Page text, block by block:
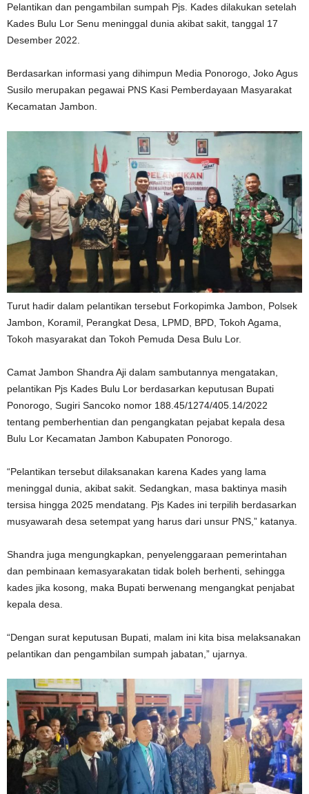
Pelantikan dan pengambilan sumpah Pjs. Kades dilakukan setelah
Kades Bulu Lor Senu meninggal dunia akibat sakit, tanggal 17
Desember 2022.
Berdasarkan informasi yang dihimpun Media Ponorogo, Joko Agus
Susilo merupakan pegawai PNS Kasi Pemberdayaan Masyarakat
Kecamatan Jambon.
Turut hadir dalam pelantikan tersebut Forkopimka Jambon, Polsek
Jambon, Koramil, Perangkat Desa, LPMD, BPD, Tokoh Agama,
Tokoh masyarakat dan Tokoh Pemuda Desa Bulu Lor.
Camat Jambon Shandra Aji dalam sambutannya mengatakan,
pelantikan Pjs Kades Bulu Lor berdasarkan keputusan Bupati
Ponorogo, Sugiri Sancoko nomor 188.45/1274/405.14/2022
tentang pemberhentian dan pengangkatan pejabat kepala desa
Bulu Lor Kecamatan Jambon Kabupaten Ponorogo.
“Pelantikan tersebut dilaksanakan karena Kades yang lama
meninggal dunia, akibat sakit. Sedangkan, masa baktinya masih
tersisa hingga 2025 mendatang. Pjs Kades ini terpilih berdasarkan
musyawarah desa setempat yang harus dari unsur PNS,” katanya.
Shandra juga mengungkapkan, penyelenggaraan pemerintahan
dan pembinaan kemasyarakatan tidak boleh berhenti, sehingga
kades jika kosong, maka Bupati berwenang mengangkat penjabat
kepala desa.
“Dengan surat keputusan Bupati, malam ini kita bisa melaksanakan
pelantikan dan pengambilan sumpah jabatan,” ujarnya.